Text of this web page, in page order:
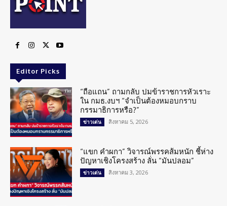
Editor Picks
“ถือแถน” ถามกลับ ปมข้าราชการหัวเราะ
ใน กมธ.งบฯ “จำเป็นต้องหมอบกราบ
กรรมาธิการหรือ?”
ข่าวเด่น สิงหาคม 5, 2026
“แขก คำผกา” วิจารณ์พรรคส้มหนัก ชี้ห่าง
ปัญหาเชิงโครงสร้าง ลั่น “มันปลอม”
ข่าวเด่น สิงหาคม 3, 2026